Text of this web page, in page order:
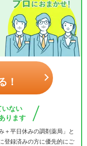
！
いない
ります
＋平日休みの調剤薬局」と
登録済みの方に優先的にご